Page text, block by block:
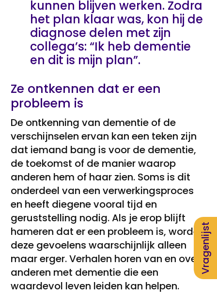
kunnen blijven werken. Zodra
het plan klaar was, kon hij de
diagnose delen met zijn
collega’s: “Ik heb dementie
en dit is mijn plan”.
Ze ontkennen dat er een
probleem is
De ontkenning van dementie of de
verschijnselen ervan kan een teken zijn
dat iemand bang is voor de dementie,
de toekomst of de manier waarop
anderen hem of haar zien. Soms is dit
onderdeel van een verwerkingsproces
en heeft diegene vooral tijd en
geruststelling nodig. Als je erop blijft
hameren dat er een probleem is, worden
deze gevoelens waarschijnlijk alleen
maar erger. Verhalen horen van en over
anderen met dementie die een
waardevol leven leiden kan helpen.
Vragenlijst